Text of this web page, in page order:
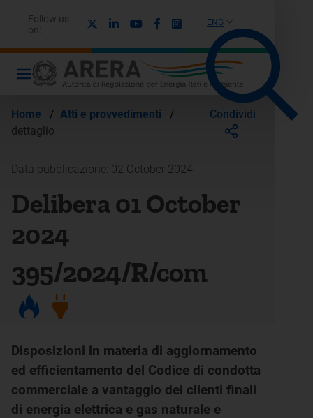
ENG
Follow us
on:
LinkedinYoutubeFacebook
Instagram
Home / Atti e provvedimenti
/
dettaglio
Condividi
Data pubblicazione: 02 October 2024
Delibera 01 October
2024
395/2024/R/com
Disposizioni in materia di aggiornamento
ed efficientamento del Codice di condotta
commerciale a vantaggio dei clienti finali
di energia elettrica e gas naturale e